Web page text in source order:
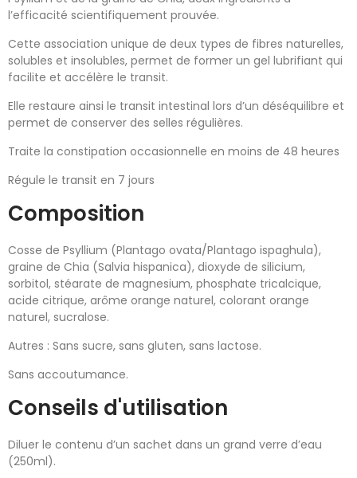
l’efficacité scientifiquement prouvée.
Cette association unique de deux types de fibres naturelles,
solubles et insolubles, permet de former un gel lubrifiant qui
facilite et accélère le transit.
Elle restaure ainsi le transit intestinal lors d’un déséquilibre et
permet de conserver des selles régulières.
Traite la constipation occasionnelle en moins de 48 heures
Régule le transit en 7 jours
Composition
Cosse de Psyllium (Plantago ovata/Plantago ispaghula),
graine de Chia (Salvia hispanica), dioxyde de silicium,
sorbitol, stéarate de magnesium, phosphate tricalcique,
acide citrique, arôme orange naturel, colorant orange
naturel, sucralose.
Autres : Sans sucre, sans gluten, sans lactose.
Sans accoutumance.
Conseils d'utilisation
Diluer le contenu d’un sachet dans un grand verre d’eau
(250ml).